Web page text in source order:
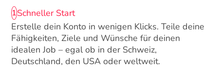
1Schneller Start
Erstelle dein Konto in wenigen Klicks. Teile deine
Fähigkeiten, Ziele und Wünsche für deinen
idealen Job – egal ob in der Schweiz,
Deutschland, den USA oder weltweit.